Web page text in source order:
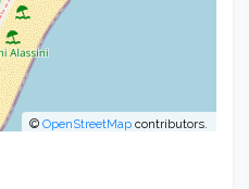
©OpenStreetMap contributors.